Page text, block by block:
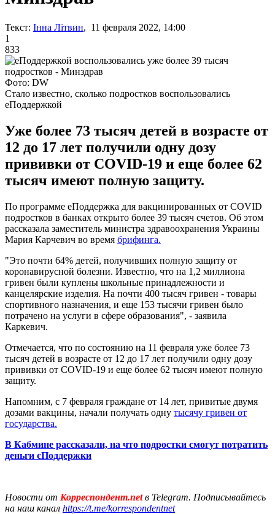
Текст: Інна Літвин, 11 февраля 2022, 14:00
1
833
Фото: DW
Стало известно, сколько подростков воспользовались
еПоддержкой
Уже более 73 тысяч детей в возрасте от
12 до 17 лет получили одну дозу
прививки от COVID-19 и еще более 62
тысяч имеют полную защиту.
По программе еПоддержка для вакцинированных от COVID
подростков в банках открыто более 39 тысяч счетов. Об этом
рассказала заместитель министра здравоохранения Украины
Мария Карчевич во время брифинга.
"Это почти 64% детей, получивших полную защиту от
коронавирусной болезни. Известно, что на 1,2 миллиона
гривен были куплены школьные принадлежности и
канцелярские изделия. На почти 400 тысяч гривен - товары
спортивного назначения, и еще 153 тысячи гривен было
потрачено на услуги в сфере образования", - заявила
Каркевич.
Отмечается, что по состоянию на 11 февраля уже более 73
тысяч детей в возрасте от 12 до 17 лет получили одну дозу
прививки от COVID-19 и еще более 62 тысяч имеют полную
защиту.
Напомним, с 7 февраля граждане от 14 лет, привитые двумя
дозами вакцины, начали получать одну тысячу гривен от
государства.
В Кабмине рассказали, на что подростки смогут потратить
деньги єПоддержки
Новости от Корреспондент.netв Telegram. Подписывайтесь
на наш канал https://t.me/korrespondentnet